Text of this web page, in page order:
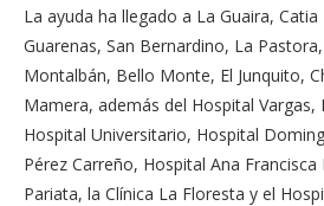
La ayuda ha llegado a La Guaira,
Guarenas, San Bernardino, La
Montalbán, Bello Monte, El Junquito,
Mamera, además del Hospital Vargas,
Hospital Universitario, Hospital
Pérez Carreño, Hospital Ana
Pariata, la Clínica La Floresta y el